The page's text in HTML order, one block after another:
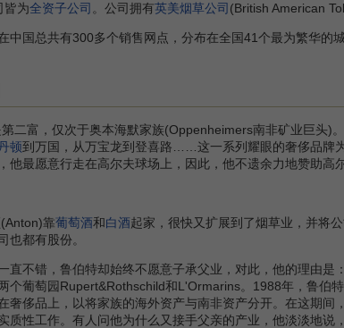
为全资子公司 。公司拥有英美烟草公司 (British American
国总共有300多个销售网点，分布在全国41个最为繁华的
富，仅次于奥本海默家族(Oppenheimers南非矿业巨头)
顿到万国，从万宝龙到登喜路……这一系列耀眼的奢侈品牌
他最愿意行走在高尔夫球场上，因此，他不遗余力地赞助高
靠葡萄酒和白酒起家，很快又扩展到了烟草业，并将
也都有股份。
直不错，鲁伯特却始终不愿意子承父业，对此，他的理由是
葡萄园Rupert&Rothschild和L'Ormarins。1988年，鲁伯
奢侈品上，以将家族的海外资产与南非资产分开。在这期间
质性工作。有人问他为什么又接手父亲的产业，他淡淡地